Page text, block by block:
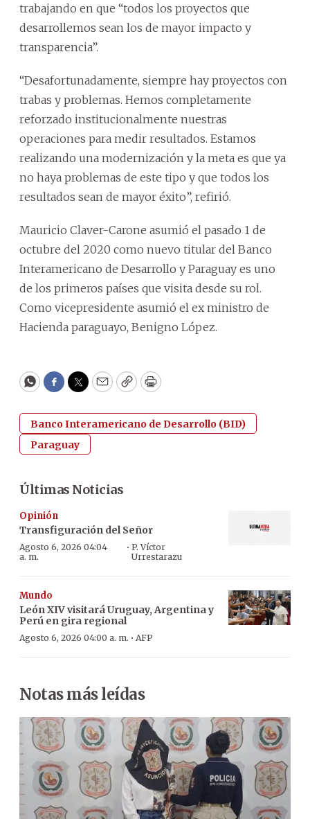
trabajando en que “todos los proyectos que
desarrollemos sean los de mayor impacto y
transparencia”.
“Desafortunadamente, siempre hay proyectos con
trabas y problemas. Hemos completamente
reforzado institucionalmente nuestras
operaciones para medir resultados. Estamos
realizando una modernización y la meta es que ya
no haya problemas de este tipo y que todos los
resultados sean de mayor éxito”, refirió.
Mauricio Claver-Carone asumió el pasado 1 de
octubre del 2020 como nuevo titular del Banco
Interamericano de Desarrollo y Paraguay es uno
de los primeros países que visita desde su rol.
Como vicepresidente asumió el ex ministro de
Hacienda paraguayo, Benigno López.
WhatsApp
Facebook
Twitter
EmailCopyPrint
Banco Interamericano de Desarrollo (BID)
Paraguay
Últimas Noticias
Opinión
Transfiguración del Señor
Agosto 6, 2026 04:04
a. m.
· P. Víctor
Urrestarazu
Mundo
León XIV visitará Uruguay, Argentina y
Perú en gira regional
Agosto 6, 2026 04:00 a. m. · AFP
Notas más leídas